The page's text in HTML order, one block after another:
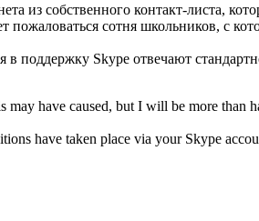
из собственного контакт-листа,
сотня школьников, с
поддержку Skype отвечают
have caused, but I will be more than
have taken place via your Skype